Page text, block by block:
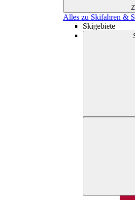
Alles zu Skifahren &
Skigebiete